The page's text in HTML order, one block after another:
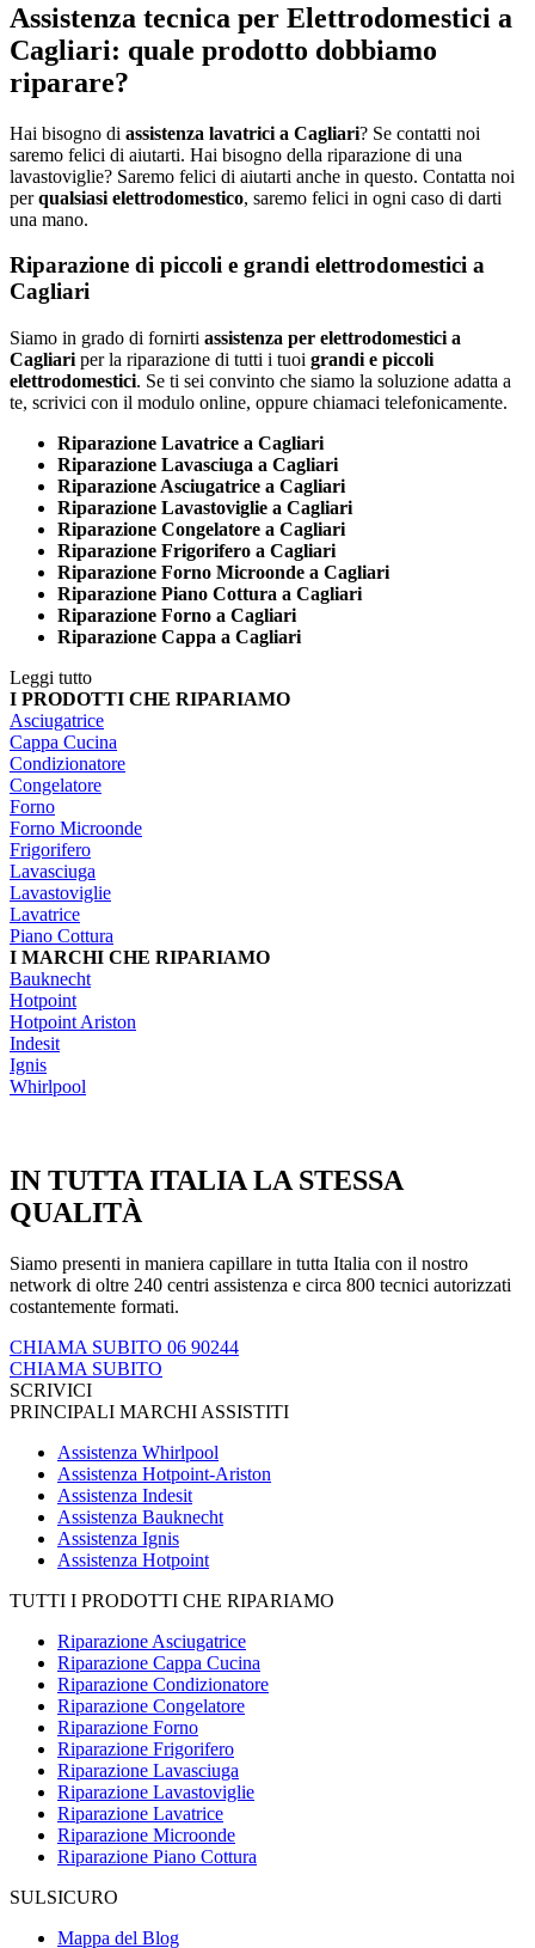
Assistenza tecnica per Elettrodomestici a
Cagliari: quale prodotto dobbiamo
riparare?
Hai bisogno di assistenza lavatrici a Cagliari? Se contatti noi
saremo felici di aiutarti. Hai bisogno della riparazione di una
lavastoviglie? Saremo felici di aiutarti anche in questo. Contatta noi
perqualsiasi elettrodomestico, saremo felici in ogni caso di darti
una mano.
Riparazione di piccoli e grandi elettrodomestici a
Cagliari
Siamo in grado di fornirti assistenza per elettrodomestici a
Cagliari per la riparazione di tutti i tuoi grandi e piccoli
elettrodomestici. Se ti sei convinto che siamo la soluzione adatta a
te, scrivici con il modulo online, oppure chiamaci telefonicamente.
Riparazione Lavatrice a Cagliari
Riparazione Lavasciuga a Cagliari
Riparazione Asciugatrice a Cagliari
Riparazione Lavastoviglie a Cagliari
Riparazione Congelatore a Cagliari
Riparazione Frigorifero a Cagliari
Riparazione Forno Microonde a Cagliari
Riparazione Piano Cottura a Cagliari
Riparazione Forno a Cagliari
Riparazione Cappa a Cagliari
Leggi tutto
I PRODOTTI CHE RIPARIAMO
Asciugatrice
Cappa Cucina
Condizionatore
Congelatore
Forno
Forno Microonde
Frigorifero
Lavasciuga
Lavastoviglie
Lavatrice
Piano Cottura
I MARCHI CHE RIPARIAMO
Bauknecht
Hotpoint
Hotpoint Ariston
Indesit
Ignis
Whirlpool
IN TUTTA ITALIA LA STESSA
QUALITÀ
Siamo presenti in maniera capillare in tutta Italia con il nostro
network di oltre 240 centri assistenza e circa 800 tecnici autorizzati
costantemente formati.
CHIAMA SUBITO 06 90244
CHIAMA SUBITO
SCRIVICI
PRINCIPALI MARCHI ASSISTITI
Assistenza Whirlpool
Assistenza Hotpoint-Ariston
Assistenza Indesit
Assistenza Bauknecht
Assistenza Ignis
Assistenza Hotpoint
TUTTI I PRODOTTI CHE RIPARIAMO
Riparazione Asciugatrice
Riparazione Cappa Cucina
Riparazione Condizionatore
Riparazione Congelatore
Riparazione Forno
Riparazione Frigorifero
Riparazione Lavasciuga
Riparazione Lavastoviglie
Riparazione Lavatrice
Riparazione Microonde
Riparazione Piano Cottura
SULSICURO
Mappa del Blog